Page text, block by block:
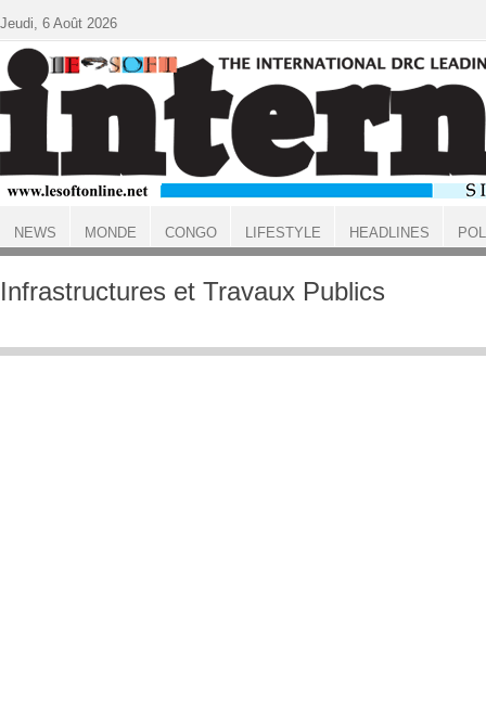
ACCUEIL
Infrastructures et Travaux Publics
Jeudi, 6 Août 2026
NEWS MONDE CONGO LIFESTYLE HEADLINES